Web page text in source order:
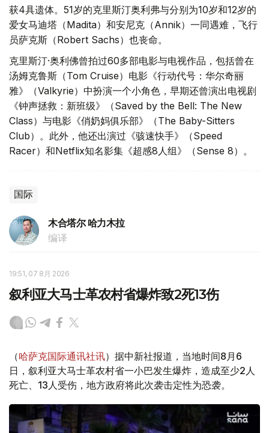
获4具遗体。51岁的克里斯汀奥利弗与分别为10岁和12岁的
爱女马迪塔（Madita）和安尼克（Annik）一同遇难，飞行
员萨克斯（Robert Sachs）也丧命。
克里斯汀·奥利佛曾拍过60多部电影与电视作品，包括曾在
汤姆克鲁斯（Tom Cruise）电影《行动代号：华尔奇丽
雅》（Valkyrie）中扮演一个小角色，早期还曾演出电视剧
《钟声拯救：新班级》（Saved by the Bell: The New
Class）与电影《俏奶妈俱乐部》（The Baby-Sitters
Club）。此外，他还出演过《骇速快手》（Speed
Racer）和Netflix知名影集《超感8人组》（Sense 8）。
国际
木合塔尔 哈力木拉
编译
19:51, 07 8月 2026
叙利亚大马士革农村省爆炸致2死13伤
（哈萨克国际通讯社讯）据中新社报道，当地时间8月6
日，叙利亚大马士革农村省一小巴发生爆炸，造成至少2人
死亡、13人受伤，地方政府将此次袭击定性为恐袭。